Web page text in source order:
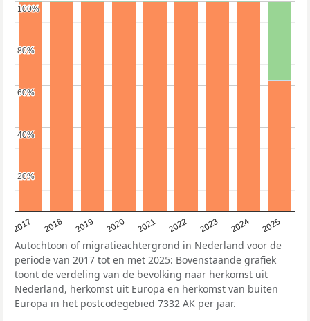
2017 2018 2019 2020 2021 2022 2023 2024 2025
20%
20%
40%
40%
60%
60%
80%
80%
100%
100%
Autochtoon of migratieachtergrond in Nederland voor de
periode van 2017 tot en met 2025: Bovenstaande grafiek
toont de verdeling van de bevolking naar herkomst uit
Nederland, herkomst uit Europa en herkomst van buiten
Europa in het postcodegebied 7332 AK per jaar.